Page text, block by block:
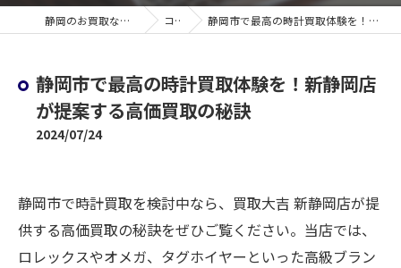
静岡のお買取なら買取大吉 新静岡店 コラム 静岡市で最高の時計買取体験を！新静岡店が提案する高価買取の秘訣
静岡市で最高の時計買取体験を！新静岡店
が提案する高価買取の秘訣
2024/07/24
静岡市で時計買取を検討中なら、買取大吉 新静岡店が提
供する高価買取の秘訣をぜひご覧ください。当店では、
ロレックスやオメガ、タグホイヤーといった高級ブラン